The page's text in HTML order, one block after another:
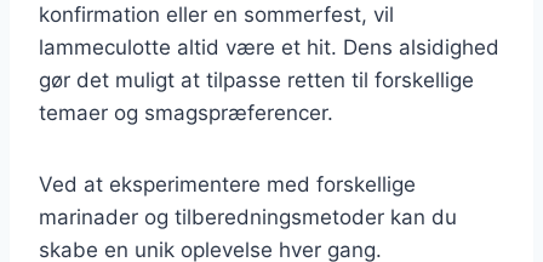
konfirmation eller en sommerfest, vil
lammeculotte altid være et hit. Dens alsidighed
gør det muligt at tilpasse retten til forskellige
temaer og smagspræferencer.
Ved at eksperimentere med forskellige
marinader og tilberedningsmetoder kan du
skabe en unik oplevelse hver gang.